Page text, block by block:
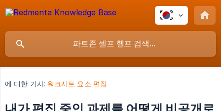
에 대한 기사: 워크시트 요소 편집